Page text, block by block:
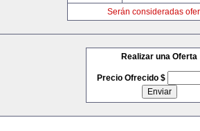
Serán consideradas
Realizar una Oferta
Precio Ofrecido $